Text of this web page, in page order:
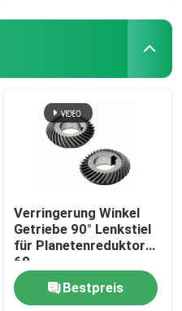
Verringerung Winkel
Getriebe 90° Lenkstiel
für Planetenreduktor
60
Bestpreis